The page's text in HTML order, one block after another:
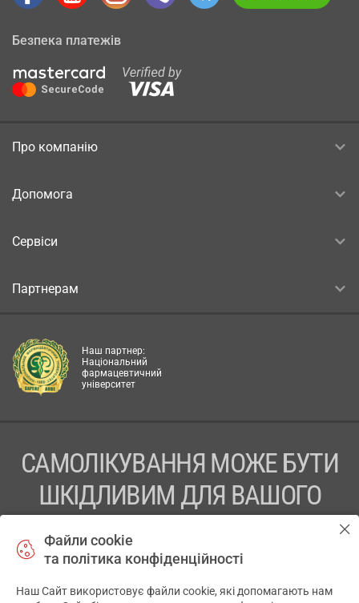
Безпека платежів
Про компанію
Допомога
Сервіси
Партнерам
Наш партнер:
Національний
фармацевтичний
університет
САМОЛІКУВАННЯ МОЖЕ БУТИ
ШКІДЛИВИМ ДЛЯ ВАШОГО
ПЕРЕД ЗАСТОСУВАННЯМ ПРЕПАРАТУ ПРОКОНСУЛЬТУЙТЕСЬ
Файли cookie
та політика конфіденційності
Наш Сайт використовує файли cookie, які допомагають нам